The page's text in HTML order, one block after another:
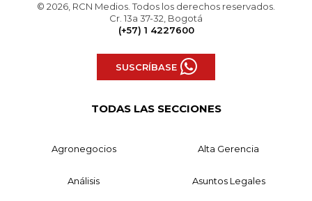
© 2026, RCN Medios. Todos los derechos reservados.
Cr. 13a 37-32, Bogotá
(+57) 1 4227600
SUSCRÍBASE
TODAS LAS SECCIONES
Agronegocios Alta Gerencia
Análisis Asuntos Legales